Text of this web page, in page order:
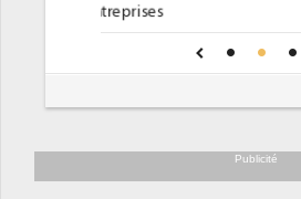
Phocea DC dans les
Interview de
président de Digital
soutient les...
Publicité